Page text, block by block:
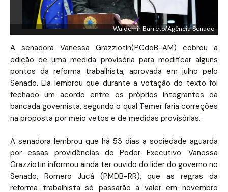
Waldemir Barreto/Agência Senado
A senadora Vanessa Grazziotin(PCdoB-AM) cobrou a
edição de uma medida provisória para modificar alguns
pontos da reforma trabalhista, aprovada em julho pelo
Senado. Ela lembrou que durante a votação do texto foi
fechado um acordo entre os próprios integrantes da
bancada governista, segundo o qual Temer faria correções
na proposta por meio vetos e de medidas provisórias.
A senadora lembrou que há 53 dias a sociedade aguarda
por essas providências do Poder Executivo. Vanessa
Grazziotin informou ainda ter ouvido do líder do governo no
Senado, Romero Jucá (PMDB-RR), que as regras da
reforma trabalhista só passarão a valer em novembro